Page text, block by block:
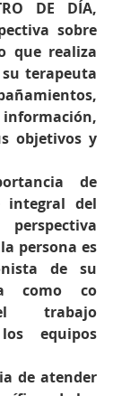
DE DÍA,
sobre
que realiza
terapeuta
objetivos y
de
integral del
persona es
de su
como co
trabajo
equipos
de atender